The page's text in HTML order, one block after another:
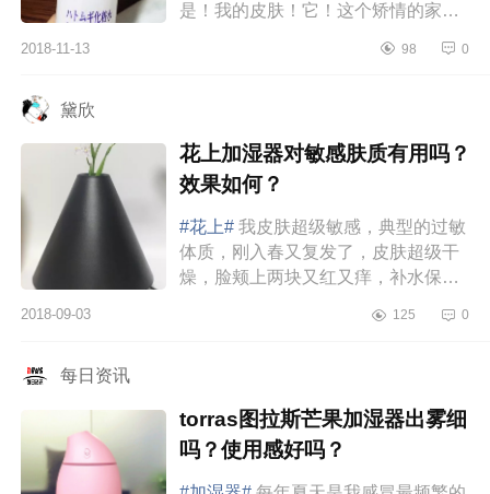
是！我的皮肤！它！这个矫情的家
stupid！那么你咋办呢，毕竟是自己
2018-11-13 98 0
黛欣
花上加湿器对敏感肤质有用吗？
效果如何？
#花上# 我皮肤超级敏感，典型的过敏
体质，刚入春又复发了，皮肤超级干
燥，脸颊上两块又红又痒，补水保湿
强烈安利一款我最近在用的好物...
2018-09-03 125 0
每日资讯
torras图拉斯芒果加湿器出雾细
吗？使用感好吗？